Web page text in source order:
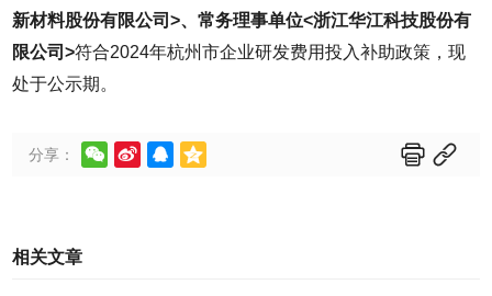
新材料股份有限公司>、常务理事单位<浙江华江科技股份有
限公司>符合2024年杭州市企业研发费用投入补助政策，现
处于公示期。
分享：      
相关文章